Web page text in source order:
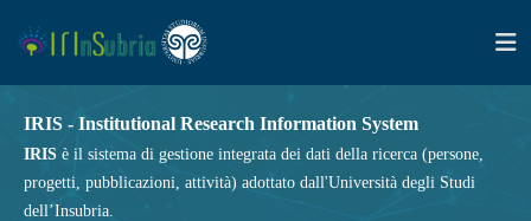
IRIS - Institutional Research Information System
IRIS è il sistema di gestione integrata dei dati della ricerca (persone,
progetti, pubblicazioni, attività) adottato dall'Università degli Studi
dell’Insubria.